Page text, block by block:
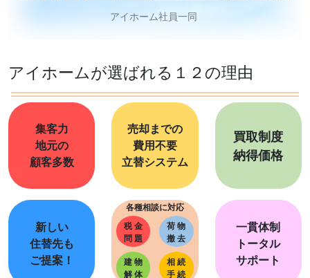
【津島市 錦町 貸店舗 】を掲載！！
【津島市 天王通6丁目 2階 2DK】を掲載！！
【津島市 古川町一丁目（津島駅）2階建 4LDK】
載！！
【海部郡蟹江町 泉一丁目（近鉄蟹江駅）3階建
を掲載！！
【弥富市 東中地１丁目（佐古木駅）住宅用地】を掲
載！！
2025/12/14
アイホーム社員一同
アイホームが選ばれる１２の理由
集客力
地元の
顧客多数
売却までの
費用不要
立替システム
買取制度
納得価格
新しい
住替先も
ご提案！
各種相談に対応
税 金
問 題
荷 物
撤 去
建 物
解 体
相 続
手 続
一貫体制
トータル
サポート